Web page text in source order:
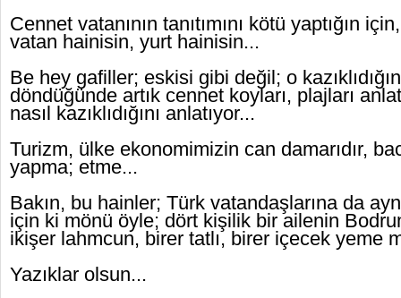
Cennet vatanının tanıtımını kötü yaptığın
vatan hainisin, yurt hainisin...
Be hey gafiller; eskisi gibi değil; o
döndüğünde artık cennet koyları, plajları
nasıl kazıklıdığını anlatıyor...
Turizm, ülke ekonomimizin can damarıdır,
yapma; etme...
Bakın, bu hainler; Türk vatandaşlarına da
için ki mönü öyle; dört kişilik bir ailenin
ikişer lahmcun, birer tatlı, birer içecek yeme
Yazıklar olsun...